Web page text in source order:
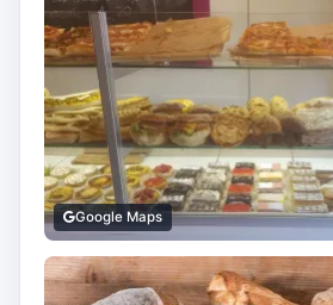
Google Maps